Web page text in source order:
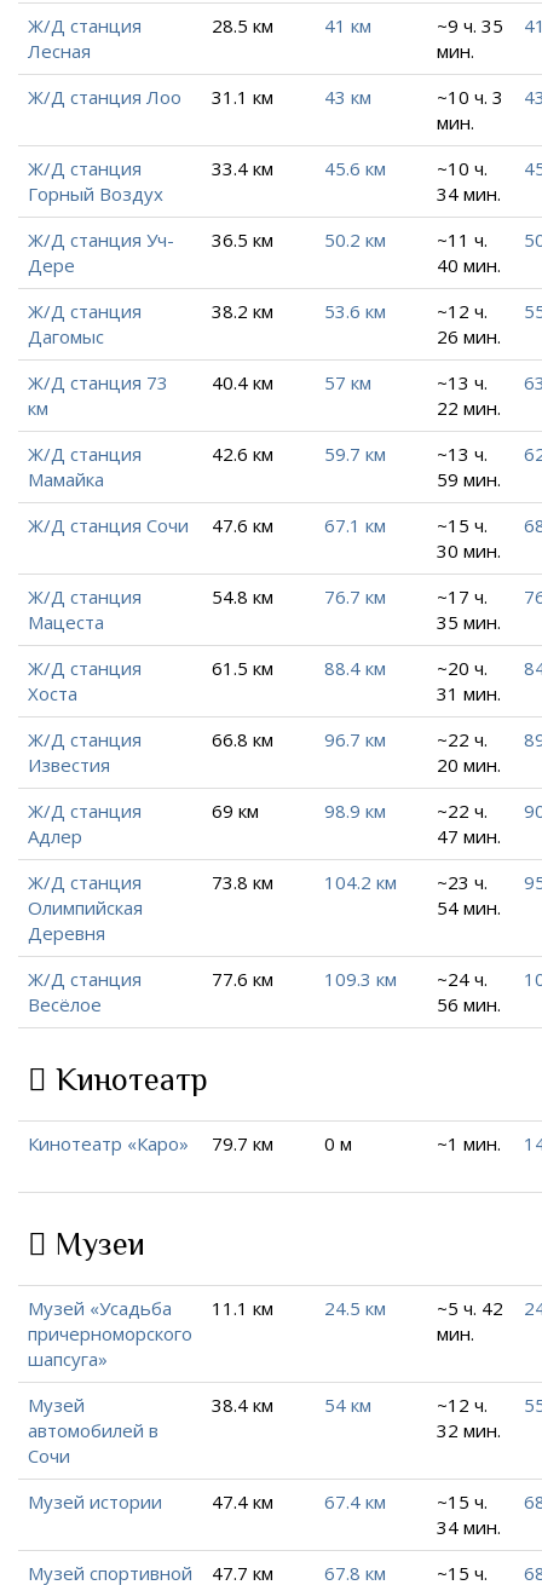
Ж/Д станция
Лесная
28.5 км 41 км
~9 ч. 35
мин.
Ж/Д станция Лоо 31.1 км 43 км
~10 ч. 3
мин.
Ж/Д станция
Горный Воздух
33.4 км 45.6 км
~10 ч.
34 мин.
Ж/Д станция Уч-
Дере
36.5 км 50.2 км
~11 ч.
40 мин.
Ж/Д станция
Дагомыс
38.2 км 53.6 км
~12 ч.
26 мин.
Ж/Д станция 73
км
40.4 км 57 км
~13 ч.
22 мин.
Ж/Д станция
Мамайка
42.6 км 59.7 км
~13 ч.
59 мин.
Ж/Д станция Сочи 47.6 км 67.1 км
~15 ч.
30 мин.
Ж/Д станция
Мацеста
54.8 км 76.7 км
~17 ч.
35 мин.
Ж/Д станция
Хоста
61.5 км 88.4 км
~20 ч.
31 мин.
Ж/Д станция
Известия
66.8 км 96.7 км
~22 ч.
20 мин.
Ж/Д станция
Адлер
69 км 98.9 км
~22 ч.
47 мин.
Ж/Д станция
Олимпийская
Деревня
73.8 км 104.2 км
~23 ч.
54 мин.
Ж/Д станция
Весёлое
77.6 км 109.3 км
~24 ч.
56 мин.
Кинотеатр
Кинотеатр «Каро» 79.7 км 0 м ~1 мин.
Музеи
Музей «Усадьба
причерноморского
шапсуга»
11.1 км 24.5 км
~5 ч. 42
мин.
Музей
автомобилей в
Сочи
38.4 км 54 км
~12 ч.
32 мин.
Музей истории 47.4 км 67.4 км
~15 ч.
34 мин.
Музей спортивной
47.7 км 67.8 км
~15 ч.